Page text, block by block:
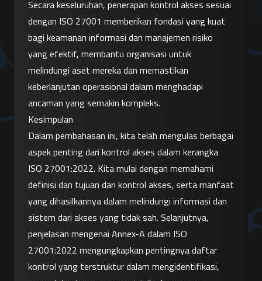
Secara keseluruhan, penerapan kontrol akses sesuai
dengan ISO 27001 memberikan fondasi yang kuat
bagi keamanan informasi dan manajemen risiko
yang efektif, membantu organisasi untuk
melindungi aset mereka dan memastikan
keberlanjutan operasional dalam menghadapi
ancaman yang semakin kompleks.
Kesimpulan
Dalam pembahasan ini, kita telah mengulas berbagai
aspek penting dari kontrol akses dalam kerangka
ISO 27001:2022. Kita mulai dengan memahami
definisi dan tujuan dari kontrol akses, serta manfaat
yang dihasilkannya dalam melindungi informasi dan
sistem dari akses yang tidak sah. Selanjutnya,
penjelasan mengenai Annex-A dalam ISO
27001:2022 mengungkapkan pentingnya daftar
kontrol yang terstruktur dalam mengidentifikasi,